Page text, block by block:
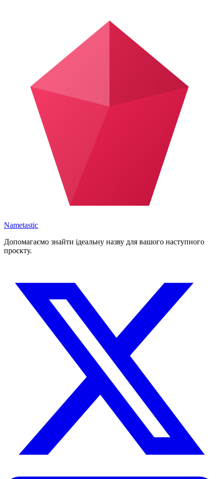
Nametastic
Допомагаємо знайти ідеальну назву для вашого наступного
проєкту.